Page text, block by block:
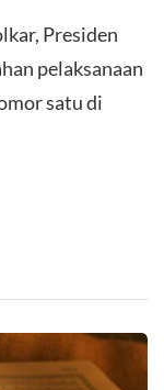
Presiden
pelaksanaan
satu di